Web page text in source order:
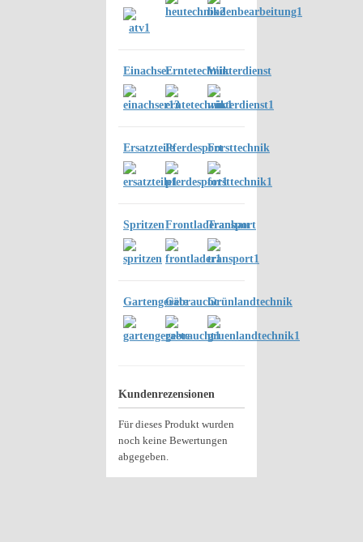
EinachserErntetechnikWinterdienst
ErsatzteilePferdesportForsttechnik
SpritzenFrontladeranbau
Transport
GartengeräteGebrauchtGrünlandtechnik
Kundenrezensionen
Für dieses Produkt wurden
noch keine Bewertungen
abgegeben.